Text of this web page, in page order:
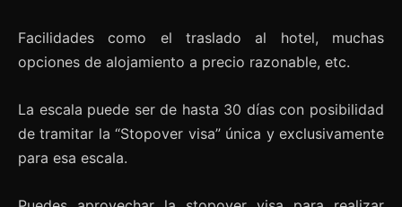
Facilidades como el traslado al hotel, muchas
opciones de alojamiento a precio razonable, etc.
La escala puede ser de hasta 30 días con posibilidad
de tramitar la “Stopover visa” única y exclusivamente
para esa escala.